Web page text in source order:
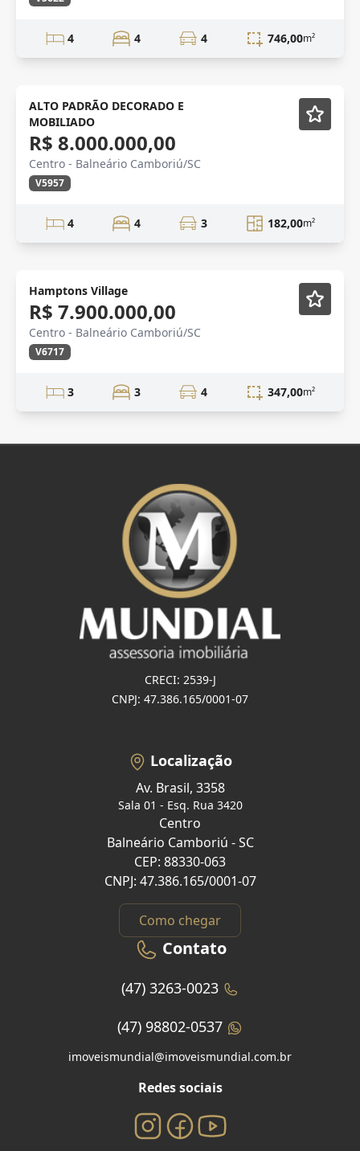
4 4 4 746,00m²
Mobiliado
ALTO PADRÃO DECORADO E
MOBILIADO
R$ 8.000.000,00
Centro - Balneário Camboriú/SC
V5957
4 4 3 182,00m²
Hamptons Village
R$ 7.900.000,00
Centro - Balneário Camboriú/SC
V6717
3 3 4 347,00m²
CRECI: 2539-J
CNPJ: 47.386.165/0001-07
Localização
Av. Brasil, 3358
Sala 01 - Esq. Rua 3420
Centro
Balneário Camboriú - SC
CEP: 88330-063
CNPJ: 47.386.165/0001-07
Como chegar
Contato
(47) 3263-0023
(47) 98802-0537
imoveismundial@imoveismundial.com.br
Redes sociais